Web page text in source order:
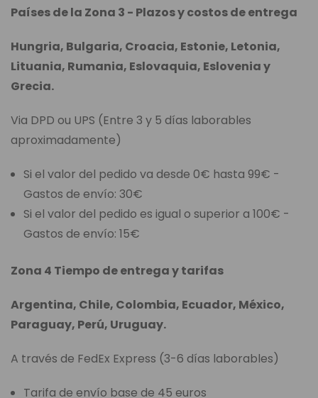
Países de la Zona 3 - Plazos y costos de entrega
Hungria, Bulgaria, Croacia, Estonie, Letonia,
Lituania, Rumania, Eslovaquia, Eslovenia y
Grecia.
Via DPD ou UPS (Entre 3 y 5 días laborables
aproximadamente)
Si el valor del pedido va desde 0€ hasta 99€ -
Gastos de envío: 30€
Si el valor del pedido es igual o superior a 100€ -
Gastos de envío: 15€
Zona 4 Tiempo de entrega y tarifas
Argentina, Chile, Colombia, Ecuador, México,
Paraguay, Perú, Uruguay.
A través de FedEx Express (3-6 días laborables)
Tarifa de envío base de 45 euros